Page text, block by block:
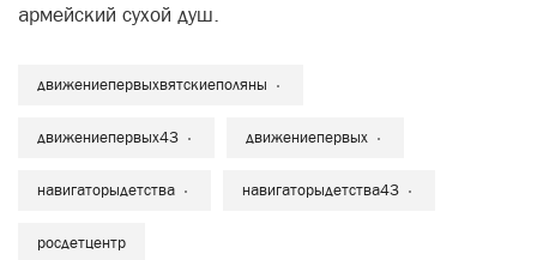
армейский сухой душ.
движениепервыхвятскиеполяны
движениепервых43 движениепервых
навигаторыдетства навигаторыдетства43
росдетцентр